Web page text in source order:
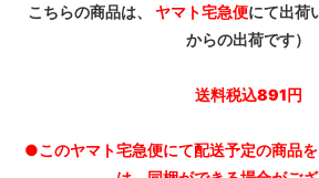
こちらの商品は、 ヤマト宅急便にて出荷
からの出荷です）
送料税込891円
●このヤマト宅急便にて配送予定の商品